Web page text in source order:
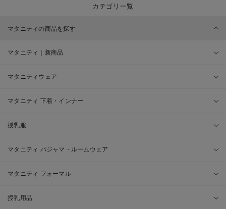
カテゴリ一覧
マタニティの商品を探す
マタニティ｜新商品
マタニティウェア
マタニティ 下着・インナー
授乳服
マタニティ パジャマ・ルームウェア
マタニティ フォーマル
授乳用品